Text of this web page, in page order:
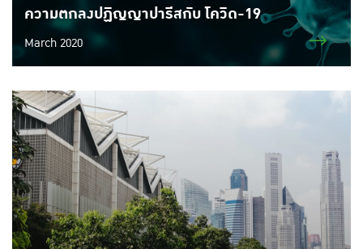
ความตกลงปฏิญญาปารีสกับ โควิด-19
March 2020